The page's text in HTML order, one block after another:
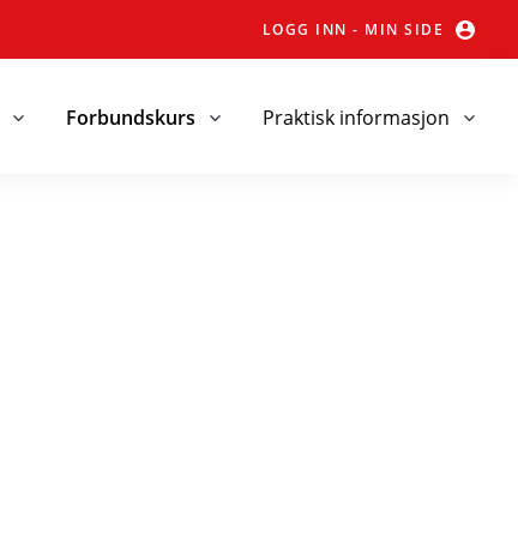
LOGG INN - MIN SIDE
Forbundskurs Praktisk informasjon